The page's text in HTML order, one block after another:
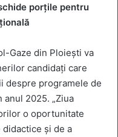
porțile pentru
Gaze din Ploiești va
candidați care
despre programele de
2025. „Ziua
o oportunitate
și de a